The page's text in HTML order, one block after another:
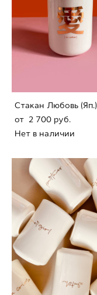
Стaкан Любовь (Яп.)
от 2 700 pуб.
Нет в наличии